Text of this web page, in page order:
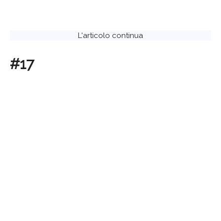
L'articolo continua
#17